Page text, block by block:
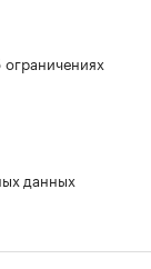
данных